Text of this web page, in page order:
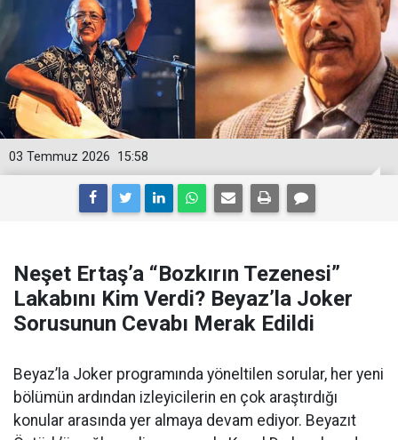
15:58
03 Temmuz 2026
Neşet Ertaş’a “Bozkırın Tezenesi”
Lakabını Kim Verdi? Beyaz’la Joker
Sorusunun Cevabı Merak Edildi
Beyaz’la Joker programında yöneltilen sorular, her yeni
bölümün ardından izleyicilerin en çok araştırdığı
konular arasında yer almaya devam ediyor. Beyazıt